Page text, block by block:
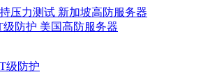
压力测试 新加坡高防服务器
级防护 美国高防服务器
级防护